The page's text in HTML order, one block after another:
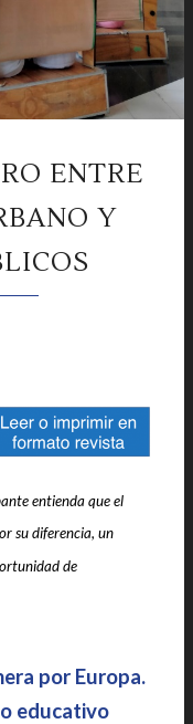
ENTRE
Y
entienda que el
su diferencia, un
de
por Europa.
educativo